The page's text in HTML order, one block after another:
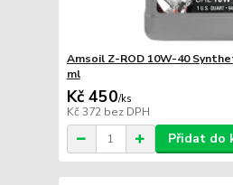
Amsoil Z-ROD 10W-40
ml
Kč 450/ks
Kč 372 bez DPH
Přidat do